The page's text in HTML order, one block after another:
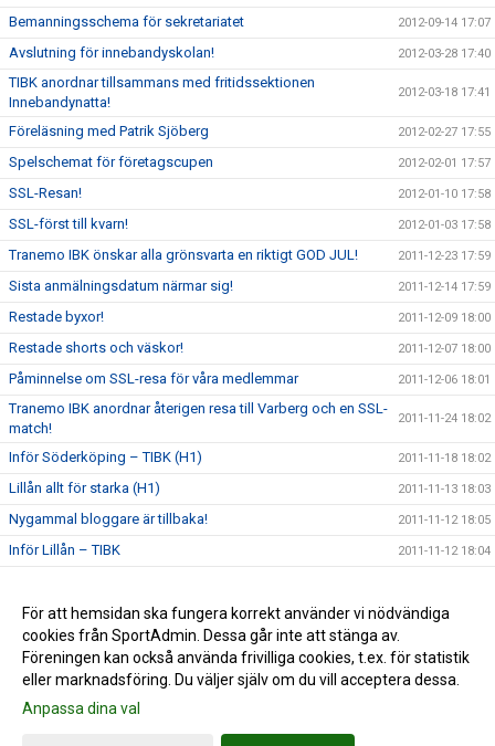
Bemanningsschema för sekretariatet 2012-09-14 17:07
Avslutning för innebandyskolan! 2012-03-28 17:40
TIBK anordnar tillsammans med fritidssektionen
Innebandynatta!
2012-03-18 17:41
Föreläsning med Patrik Sjöberg 2012-02-27 17:55
Spelschemat för företagscupen 2012-02-01 17:57
SSL-Resan! 2012-01-10 17:58
SSL-först till kvarn! 2012-01-03 17:58
Tranemo IBK önskar alla grönsvarta en riktigt GOD JUL! 2011-12-23 17:59
Sista anmälningsdatum närmar sig! 2011-12-14 17:59
Restade byxor! 2011-12-09 18:00
Restade shorts och väskor! 2011-12-07 18:00
Påminnelse om SSL-resa för våra medlemmar 2011-12-06 18:01
Tranemo IBK anordnar återigen resa till Varberg och en SSL-
match!
2011-11-24 18:02
Inför Söderköping – TIBK (H1) 2011-11-18 18:02
Lillån allt för starka (H1) 2011-11-13 18:03
Nygammal bloggare är tillbaka! 2011-11-12 18:05
Inför Lillån – TIBK 2011-11-12 18:04
Den nya hemsidan är nu igång! 2011-10-30 18:06
Nya träningskläder 2011-10-29 18:06
Gå till Webbversion
För att hemsidan ska fungera korrekt använder vi nödvändiga
cookies från SportAdmin. Dessa går inte att stänga av.
Föreningen kan också använda frivilliga cookies, t.ex. för statistik
eller marknadsföring. Du väljer själv om du vill acceptera dessa.
Anpassa dina val